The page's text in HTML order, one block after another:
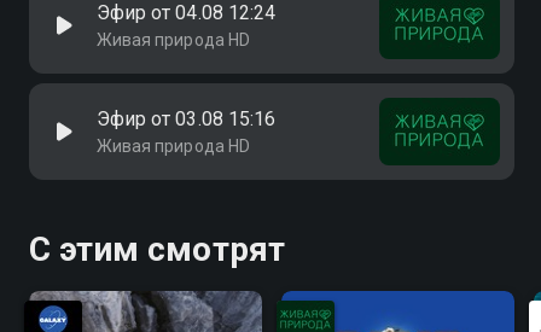
Эфир от 04.08 12:24
Живая природа HD
Эфир от 03.08 15:16
Живая природа HD
С этим смотрят